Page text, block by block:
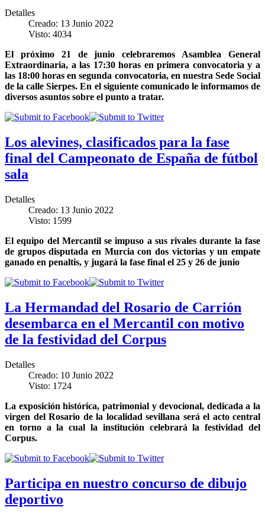
Detalles
Creado: 13 Junio 2022
Visto: 4034
El próximo 21 de junio celebraremos Asamblea General
Extraordinaria, a las 17:30 horas en primera convocatoria y a
las 18:00 horas en segunda convocatoria, en nuestra Sede Social
de la calle Sierpes. En el siguiente comunicado le informamos de
diversos asuntos sobre el punto a tratar.
Los alevines, clasificados para la fase
final del Campeonato de España de fútbol
sala
Detalles
Creado: 13 Junio 2022
Visto: 1599
El equipo del Mercantil se impuso a sus rivales durante la fase
de grupos disputada en Murcia con dos victorias y un empate
ganado en penaltis, y jugará la fase final el 25 y 26 de junio
La Hermandad del Rosario de Carrión
desembarca en el Mercantil con motivo
de la festividad del Corpus
Detalles
Creado: 10 Junio 2022
Visto: 1724
La exposición histórica, patrimonial y devocional, dedicada a la
virgen del Rosario de la localidad sevillana será el acto central
en torno a la cual la institución celebrará la festividad del
Corpus.
Participa en nuestro concurso de dibujo
deportivo